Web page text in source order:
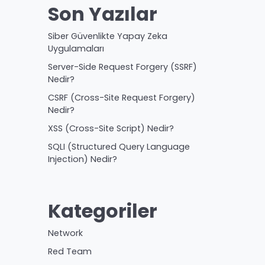
Son Yazılar
Siber Güvenlikte Yapay Zeka
Uygulamaları
Server-Side Request Forgery (SSRF)
Nedir?
CSRF (Cross-Site Request Forgery)
Nedir?
XSS (Cross-Site Script) Nedir?
SQLI (Structured Query Language
Injection) Nedir?
Kategoriler
Network
Red Team